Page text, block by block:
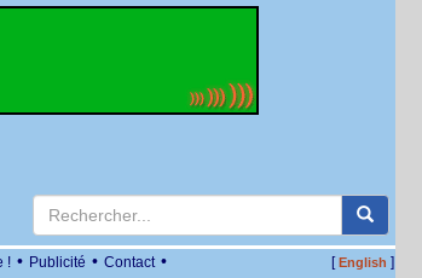
! • Publicité • Contact • [English ]